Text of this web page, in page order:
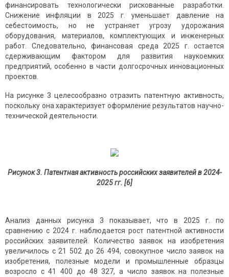
финансировать технологически рискованные разработки.
Снижение инфляции в 2025 г. уменьшает давление на
себестоимость, но не устраняет угрозу удорожания
оборудования, материалов, комплектующих и инженерных
работ. Следовательно, финансовая среда 2025 г. остается
сдерживающим фактором для развития наукоемких
предприятий, особенно в части долгосрочных инновационных
проектов.
На рисунке 3 целесообразно отразить патентную активность,
поскольку она характеризует оформление результатов научно-
технической деятельности.
Рисунок 3. Патентная активность российских заявителей в 2024-
2025 гг. [6]
Анализ данных рисунка 3 показывает, что в 2025 г. по
сравнению с 2024 г. наблюдается рост патентной активности
российских заявителей. Количество заявок на изобретения
увеличилось с 21 502 до 26 494, совокупное число заявок на
изобретения, полезные модели и промышленные образцы
возросло с 41 400 до 48 327, а число заявок на полезные